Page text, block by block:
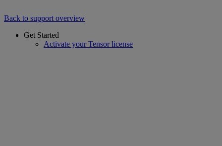
Back to support overview
Get Started
Activate your Tensor license